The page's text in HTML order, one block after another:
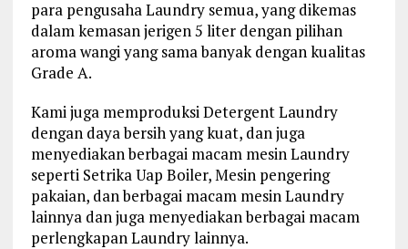
para pengusaha Laundry semua, yang dikemas
dalam kemasan jerigen 5 liter dengan pilihan
aroma wangi yang sama banyak dengan kualitas
Grade A.
Kami juga memproduksi Detergent Laundry
dengan daya bersih yang kuat, dan juga
menyediakan berbagai macam mesin Laundry
seperti Setrika Uap Boiler, Mesin pengering
pakaian, dan berbagai macam mesin Laundry
lainnya dan juga menyediakan berbagai macam
perlengkapan Laundry lainnya.